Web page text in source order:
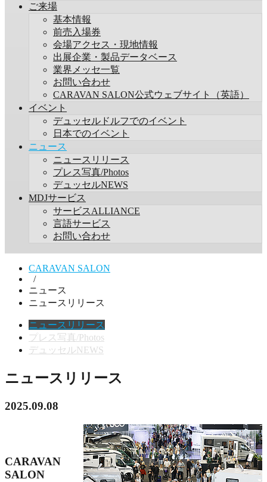
ご来場
基本情報
前売入場券
会場アクセス・現地情報
出展企業・製品データベース
業界メッセ一覧
お問い合わせ
CARAVAN SALON公式ウェブサイト（英語）
イベント
デュッセルドルフでのイベント
日本でのイベント
ニュース
ニュースリリース
プレス写真/Photos
デュッセルNEWS
MDJサービス
サービスALLIANCE
言語サービス
お問い合わせ
CARAVAN SALON
/
ニュース
ニュースリリース
ニュースリリース
プレス写真/Photos
デュッセルNEWS
ニュースリリース
2025.09.08
CARAVAN
SALON